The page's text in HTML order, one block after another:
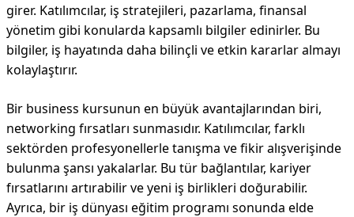
girer. Katılımcılar, iş stratejileri, pazarlama, finansal
yönetim gibi konularda kapsamlı bilgiler edinirler. Bu
bilgiler, iş hayatında daha bilinçli ve etkin kararlar almayı
kolaylaştırır.
Bir business kursunun en büyük avantajlarından biri,
networking fırsatları sunmasıdır. Katılımcılar, farklı
sektörden profesyonellerle tanışma ve fikir alışverişinde
bulunma şansı yakalarlar. Bu tür bağlantılar, kariyer
fırsatlarını artırabilir ve yeni iş birlikleri doğurabilir.
Ayrıca, bir iş dünyası eğitim programı sonunda elde